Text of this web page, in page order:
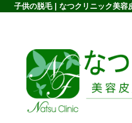
子供の脱毛 | なつクリニック美容